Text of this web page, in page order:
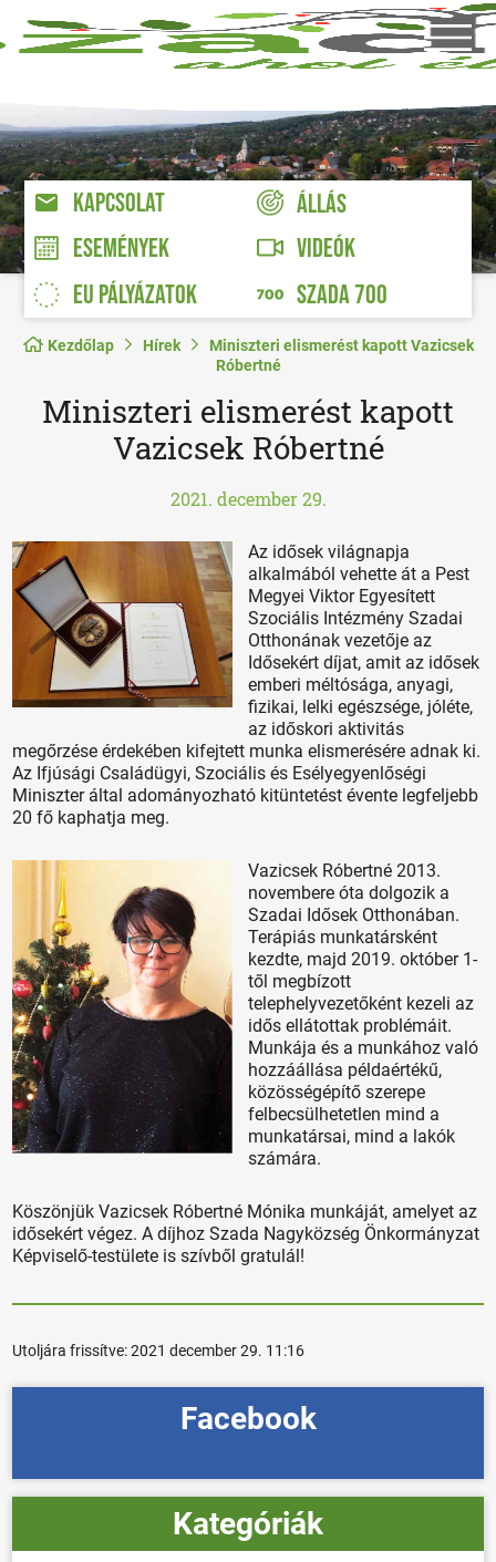
KAPCSOLAT
ÁLLÁS
ESEMÉNYEK
VIDEÓK
EU PÁLYÁZATOK
SZADA 700
Kezdőlap Hírek
Miniszteri elismerést kapott Vazicsek
Róbertné
Miniszteri elismerést kapott
Vazicsek Róbertné
2021. december 29.
Az idősek világnapja
alkalmából vehette át a Pest
Megyei Viktor Egyesített
Szociális Intézmény Szadai
Otthonának vezetője az
Idősekért díjat, amit az idősek
emberi méltósága, anyagi,
fizikai, lelki egészsége, jóléte,
az időskori aktivitás
megőrzése érdekében kifejtett munka elismerésére adnak ki.
Az Ifjúsági Családügyi, Szociális és Esélyegyenlőségi
Miniszter által adományozható kitüntetést évente legfeljebb
20 fő kaphatja meg.
Vazicsek Róbertné 2013.
novembere óta dolgozik a
Szadai Idősek Otthonában.
Terápiás munkatársként
kezdte, majd 2019. október 1-
től megbízott
telephelyvezetőként kezeli az
idős ellátottak problémáit.
Munkája és a munkához való
hozzáállása példaértékű,
közösségépítő szerepe
felbecsülhetetlen mind a
munkatársai, mind a lakók
számára.
Köszönjük Vazicsek Róbertné Mónika munkáját, amelyet az
idősekért végez. A díjhoz Szada Nagyközség Önkormányzat
Képviselő-testülete is szívből gratulál!
Utoljára frissítve:2021 december 29. 11:16
Facebook
Kategóriák